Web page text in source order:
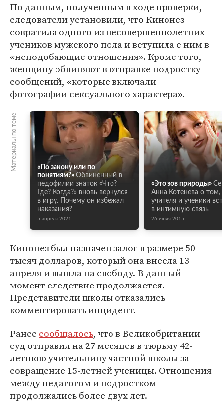
По данным, полученным в ходе проверки,
следователи установили, что Кинонез
совратила одного из несовершеннолетних
учеников мужского пола и вступила с ним в
«неподобающие отношения». Кроме того,
женщину обвиняют в отправке подростку
сообщений, «которые включали
фотографии сексуального характера».
Материалы по теме
«По закону или по
понятиям?» Обвиненный в
педофилии знаток «Что?
Где? Когда?» вновь вернулся
в игру. Почему он избежал
наказания?
5 апреля 2021
«Это зов природы»
Анна Котенева о том,
учителя и ученики
в интимную связь
26 июля 2015
Кинонез был назначен залог в размере 50
тысяч долларов, который она внесла 13
апреля и вышла на свободу. В данный
момент следствие продолжается.
Представители школы отказались
комментировать инцидент.
Ранее сообщалось, что в Великобритании
суд отправил на 27 месяцев в тюрьму 42-
летнюю учительницу частной школы за
совращение 15-летней ученицы. Отношения
между педагогом и подростком
продолжались более двух лет.